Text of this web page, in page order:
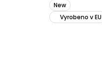
New
Vyrobeno v EU